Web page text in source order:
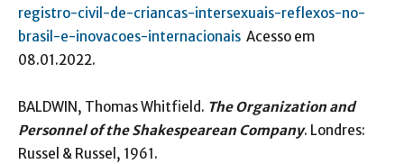
registro-civil-de-criancas-intersexuais-reflexos-no-
brasil-e-inovacoes-internacionais Acesso em
08.01.2022.
BALDWIN, Thomas Whitfield. The Organization and
Personnel of the Shakespearean Company. Londres:
Russel & Russel, 1961.